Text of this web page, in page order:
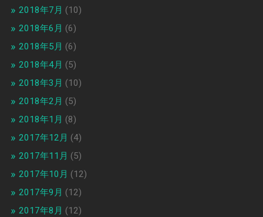
2018年7月 (10)
2018年6月 (6)
2018年5月 (6)
2018年4月 (5)
2018年3月 (10)
2018年2月 (5)
2018年1月 (8)
2017年12月 (4)
2017年11月 (5)
2017年10月 (12)
2017年9月 (12)
2017年8月 (12)